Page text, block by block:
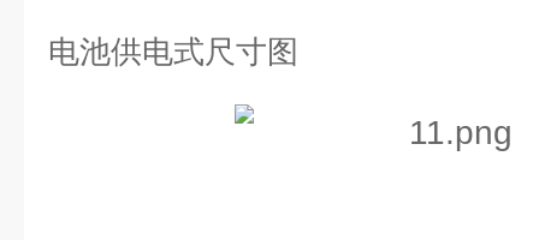
电池供电式尺寸图